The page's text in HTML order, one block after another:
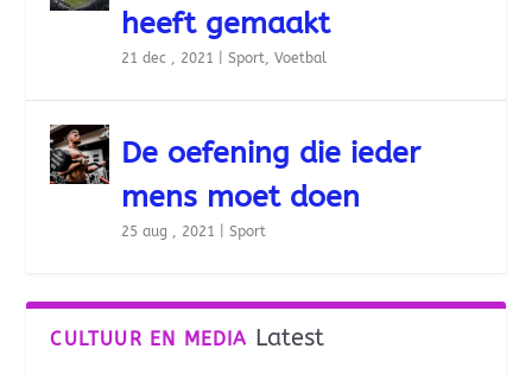
heeft gemaakt
21 dec , 2021 |Sport,Voetbal
De oefening die ieder
mens moet doen
25 aug , 2021 |Sport
CULTUUR EN MEDIA Latest